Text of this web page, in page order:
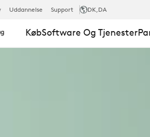
Uddannelse Support DK,DA
KøbSoftware Og Tjenester